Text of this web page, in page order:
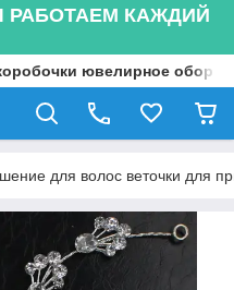
РАБОТАЕМ КАЖДИЙ
ювелирное
для волос веточки для